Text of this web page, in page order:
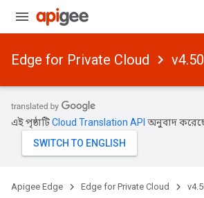
Edge for Private Cloud
এই পৃষ্ঠাটিCloud Translation API অনুবাদ
Apigee Edge Edge for Private Cloud